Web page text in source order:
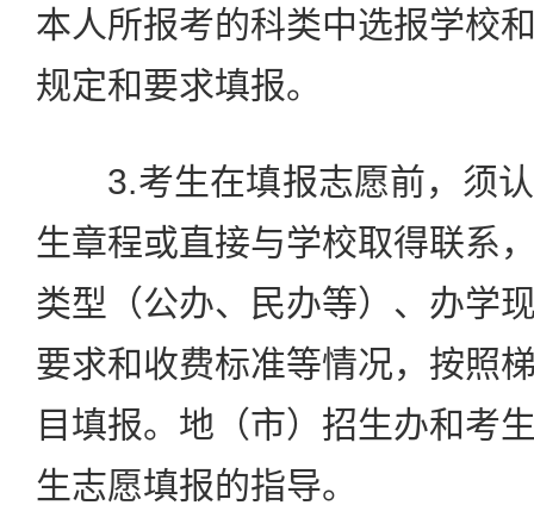
本人所报考的科类中选报学校
规定和要求填报。
3.考生在填报志愿前，须认
生章程或直接与学校取得联系
类型（公办、民办等）、办学
要求和收费标准等情况，按照
目填报。地（市）招生办和考
生志愿填报的指导。